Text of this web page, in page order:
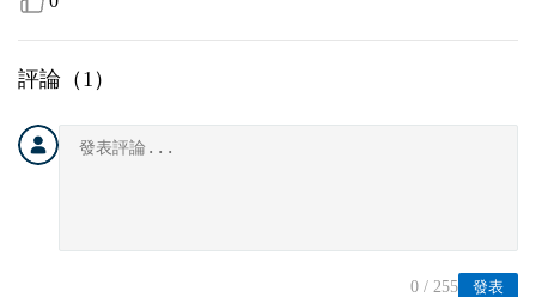
評論（ 1 ）
發表
0 / 255